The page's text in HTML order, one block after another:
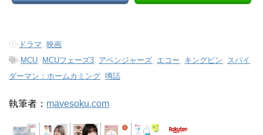
- ドラマ 映画
-MCU MCUフェーズ3 アベンジャーズ エコー キングピン スパイ
ダーマン：ホームカミング 噂話
執筆者： mavesoku.com